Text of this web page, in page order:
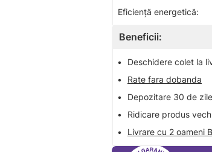
Eficiență energetică:
Beneficii:
•
Deschidere colet la
•
Rate fara dobanda
•
Depozitare 30 de zile
•
Ridicare produs
•
Livrare cu 2 oameni